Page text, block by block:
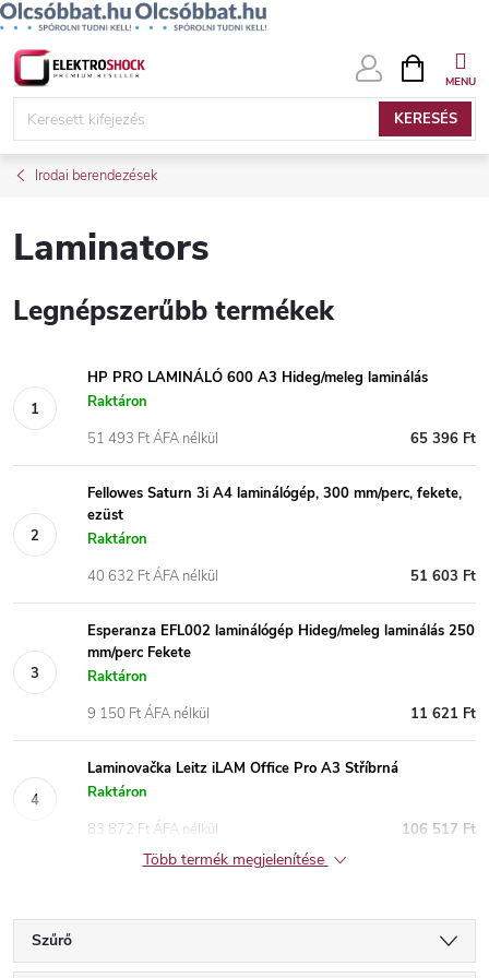
Ugrás
KERESÉS
KOSÁR
Irodai berendezések
Laminators
Legnépszerűbb termékek
HP PRO LAMINÁLÓ 600 A3 Hideg/meleg laminálás
Raktáron
65 396 Ft
51 493 Ft ÁFA nélkül
Fellowes Saturn 3i A4 laminálógép, 300 mm/perc, fekete,
ezüst
Raktáron
51 603 Ft
40 632 Ft ÁFA nélkül
Esperanza EFL002 laminálógép Hideg/meleg laminálás 250
mm/perc Fekete
Raktáron
11 621 Ft
9 150 Ft ÁFA nélkül
Laminovačka Leitz iLAM Office Pro A3 Stříbrná
Raktáron
106 517 Ft
83 872 Ft ÁFA nélkül
Több termék megjelenítése
Szűrő